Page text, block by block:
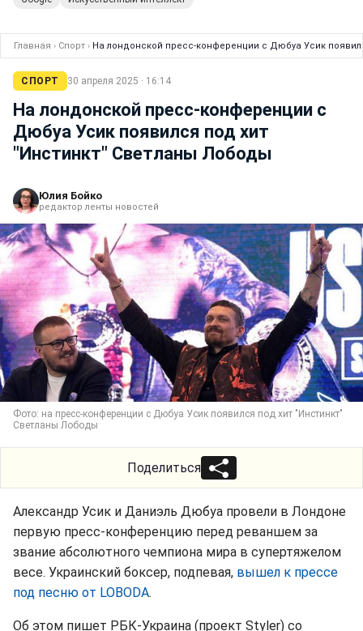
Главная › Спорт › На лондонской пресс-конференции с Дюбуа Усик
СПОРТ 30 апреля 2025 · 16:14
На лондонской пресс-конференции с
Дюбуа Усик появился под хит
"Инстинкт" Светланы Лободы
Юлия Бойко
редактор ленты новостей
Фото: на пресс-конференции с Дюбуа Усик появился под хит "Инстинкт"
Светланы Лободы
Поделиться
Александр Усик и Даниэль Дюбуа провели в Лондоне
первую пресс-конференцию перед реваншем за
звание абсолютного чемпиона мира в супертяжелом
весе. Украинский боксер, подпевая, вышел к прессе
под песню от LOBODA.
Об этом пишет РБК-Украина (проект Styler) со